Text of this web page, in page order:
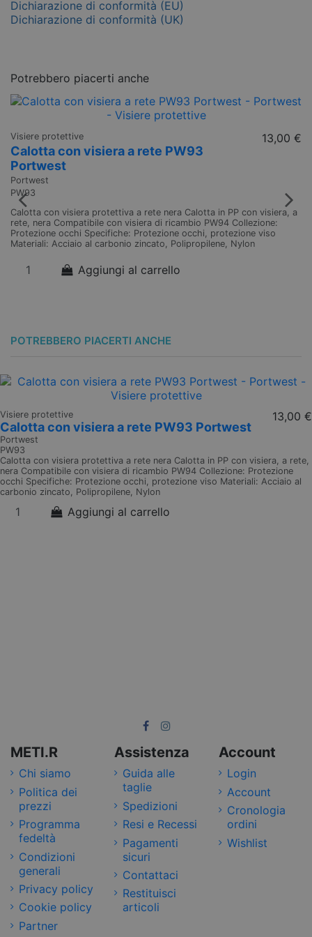
Dichiarazione di conformità (EU)
Dichiarazione di conformità (UK)
Potrebbero piacerti anche
Visiere protettive
Calotta con visiera a rete PW93
Portwest
Portwest
PW93
13,00 €
Calotta con visiera protettiva a rete nera Calotta in PP con visiera, a
rete, nera Compatibile con visiera di ricambio PW94 Collezione:
Protezione occhi Specifiche: Protezione occhi, protezione viso
Materiali: Acciaio al carbonio zincato, Polipropilene, Nylon
Aggiungi al carrello
POTREBBERO PIACERTI ANCHE
Visiere protettive
Calotta con visiera a rete PW93 Portwest
Portwest
PW93
13,00 €
Calotta con visiera protettiva a rete nera Calotta in PP con visiera, a rete,
nera Compatibile con visiera di ricambio PW94 Collezione: Protezione
occhi Specifiche: Protezione occhi, protezione viso Materiali: Acciaio al
carbonio zincato, Polipropilene, Nylon
Aggiungi al carrello
METI.R
Chi siamo
Politica dei
prezzi
Programma
fedeltà
Condizioni
generali
Privacy policy
Cookie policy
Partner
Assistenza
Guida alle
taglie
Spedizioni
Resi e Recessi
Pagamenti
sicuri
Contattaci
Restituisci
articoli
Account
Login
Account
Cronologia
ordini
Wishlist